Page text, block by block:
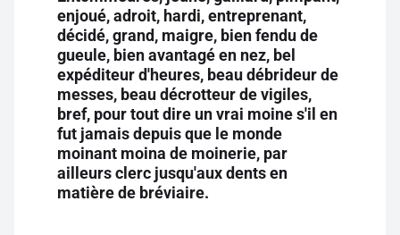
enjoué, adroit, hardi, entreprenant,
décidé, grand, maigre, bien fendu de
gueule, bien avantagé en nez, bel
expéditeur d'heures, beau débrideur de
messes, beau décrotteur de vigiles,
bref, pour tout dire un vrai moine s'il en
fut jamais depuis que le monde
moinant moina de moinerie, par
ailleurs clerc jusqu'aux dents en
matière de bréviaire.